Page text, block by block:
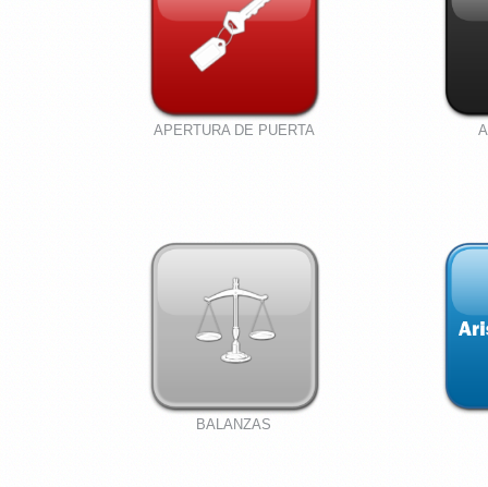
APERTURA DE PUERTA
BALANZAS